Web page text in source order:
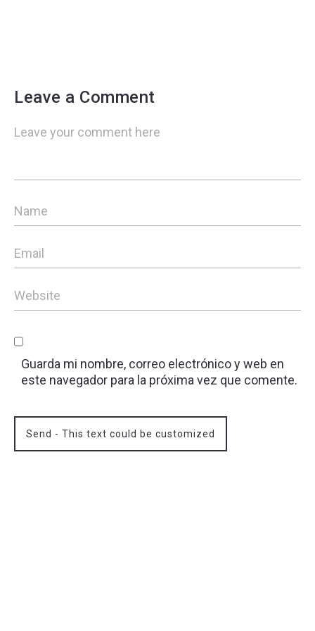
Leave a Comment
Guarda mi nombre, correo electrónico y web en
este navegador para la próxima vez que comente.